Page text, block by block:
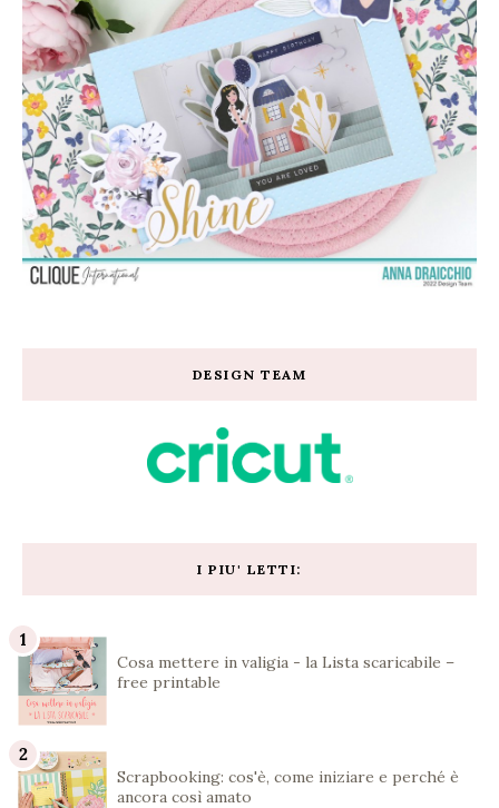
DESIGN TEAM
I PIU' LETTI:
Cosa mettere in valigia - la Lista scaricabile –
free printable
Scrapbooking: cos'è, come iniziare e perché è
ancora così amato